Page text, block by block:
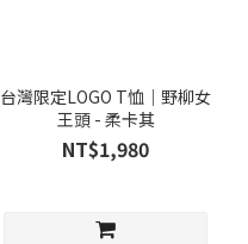
台灣限定LOGO T恤｜野柳女
王頭 - 柔卡其
NT$1,980